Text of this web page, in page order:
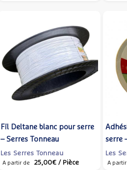
Fil Deltane blanc pour serre
– Serres Tonneau
Les Serres Tonneau
A partir de 25,00€ / Pièce
serre
Les
A